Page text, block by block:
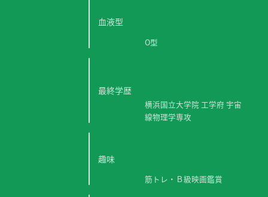
血液型
O型
最終学歴
横浜国立大学院 工学府 宇宙
線物理学専攻
趣味
筋トレ・Ｂ級映画鑑賞